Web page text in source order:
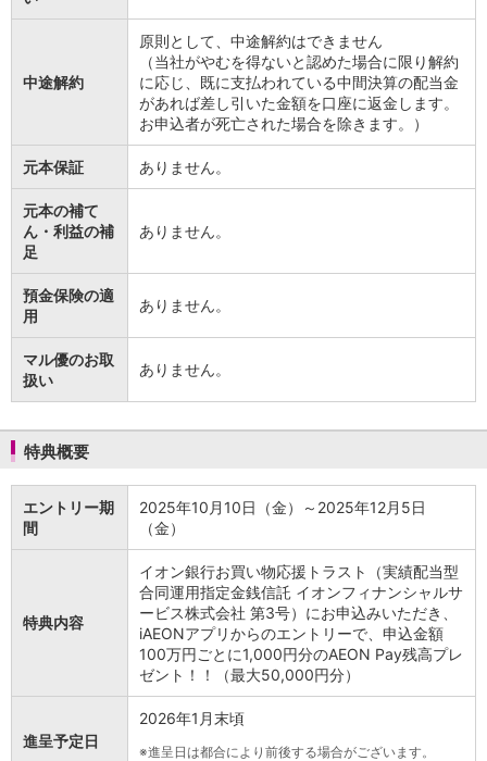
中途解約
原則として、中途解約はできません
（当社がやむを得ないと認めた場合に限り解約
に応じ、既に支払われている中間決算の配当金
があれば差し引いた金額を口座に返金します。
お申込者が死亡された場合を除きます。）
元本保証 ありません。
元本の補て
ん・利益の補
足
ありません。
預金保険の適
用
ありません。
マル優のお取
扱い
ありません。
特典概要
エントリー期
間
2025年10月10日（金）～2025年12月5日
（金）
特典内容
イオン銀行お買い物応援トラスト（実績配当型
合同運用指定金銭信託 イオンフィナンシャルサ
ービス株式会社 第3号）にお申込みいただき、
iAEONアプリからのエントリーで、申込金額
100万円ごとに1,000円分のAEON Pay残高プレ
ゼント！！（最大50,000円分）
進呈予定日
2026年1月末頃
※進呈日は都合により前後する場合がございます。